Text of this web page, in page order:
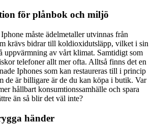
för plånbok och miljö
måste ädelmetaller utvinnas från
krävs bidrar till koldioxidutsläpp, vilket i sin
uppvärmning av vårt klimat. Samtidigt som
telefoner allt mer ofta. Alltså finns det en
Iphones som kan restaureras till i princip
de är billigare är de du kan köpa i butik. Var
hållbart konsumtionssamhälle och spara
än så blir det väl inte?
händer